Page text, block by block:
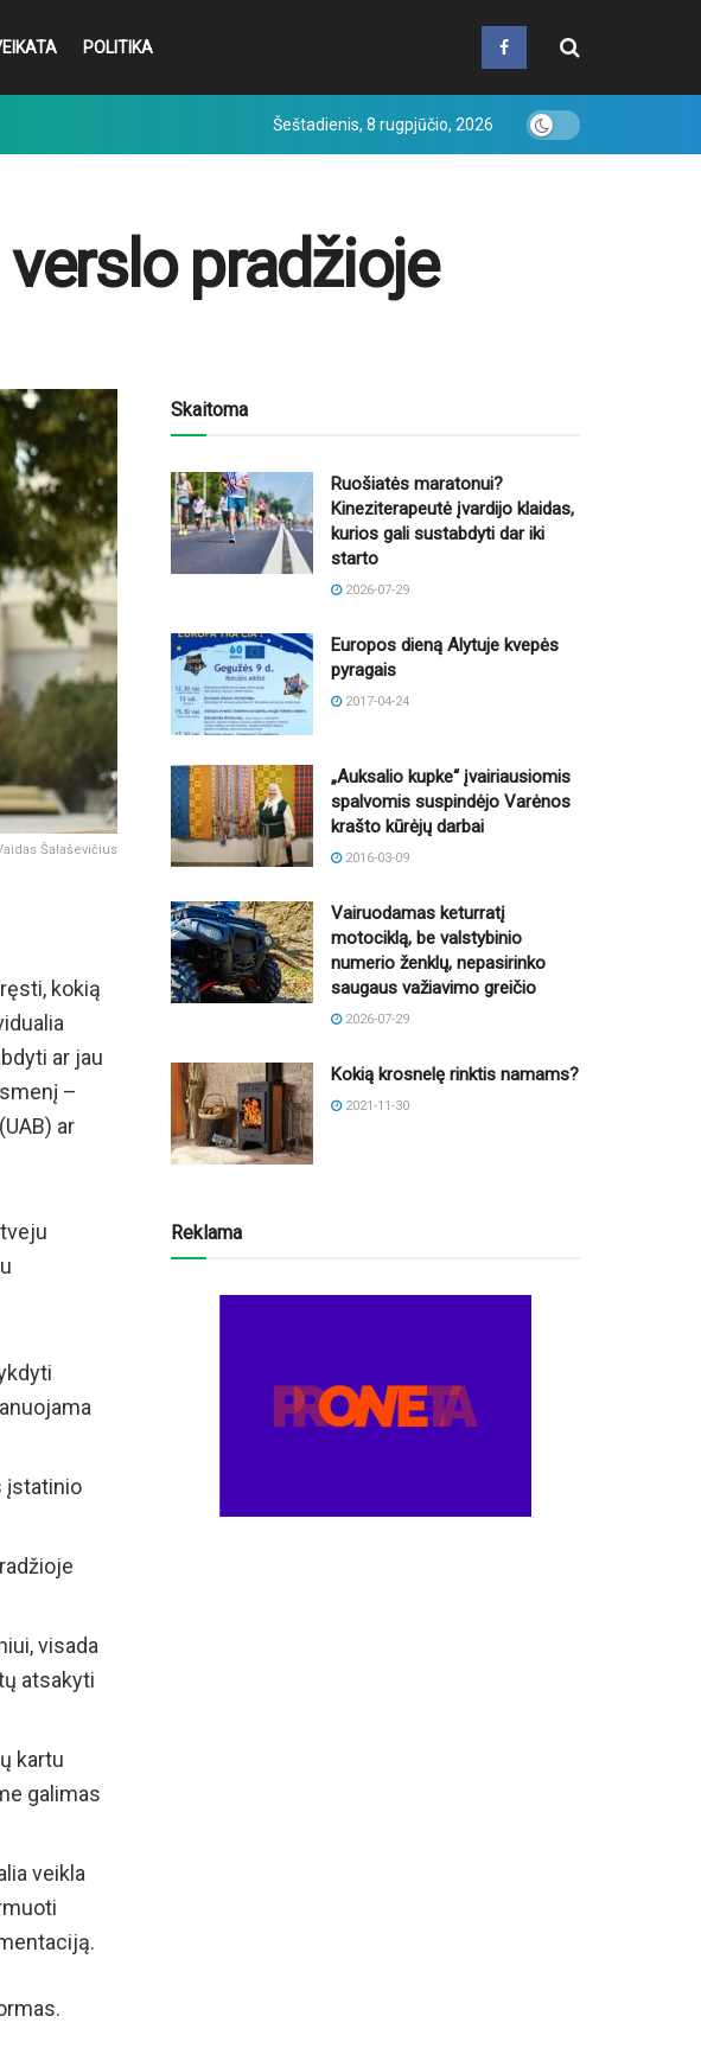
POLITIKA
Šeštadienis, 8 rugpjūčio, 2026
pradžioje
Šalaševičius
kokią
ar jau
–
ar
įstatinio
visada
atsakyti
kartu
galimas
veikla
Skaitoma
Ruošiatės maratonui?
Kineziterapeutė įvardijo klaidas,
kurios gali sustabdyti dar iki
starto
2026-07-29
Europos dieną Alytuje kvepės
pyragais
2017-04-24
„Auksalio kupke“ įvairiausiomis
spalvomis suspindėjo Varėnos
krašto kūrėjų darbai
2016-03-09
Vairuodamas keturratį
motociklą, be valstybinio
numerio ženklų, nepasirinko
saugaus važiavimo greičio
2026-07-29
Kokią krosnelę rinktis namams?
2021-11-30
Reklama